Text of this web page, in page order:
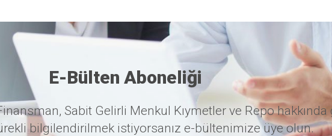
E-Bülten Aboneliği
Sabit Gelirli Menkul Kıymetler ve Repo
bilgilendirilmek istiyorsanız e-bültenimize üye olun.